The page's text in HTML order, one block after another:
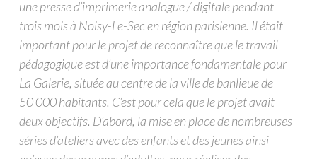
une presse d’imprimerie analogue / digitale pendant
trois mois à Noisy-Le-Sec en région parisienne. Il était
important pour le projet de reconnaître que le travail
pédagogique est d’une importance fondamentale pour
La Galerie, située au centre de la ville de banlieue de
50 000 habitants. C’est pour cela que le projet avait
deux objectifs. D’abord, la mise en place de nombreuses
séries d’ateliers avec des enfants et des jeunes ainsi